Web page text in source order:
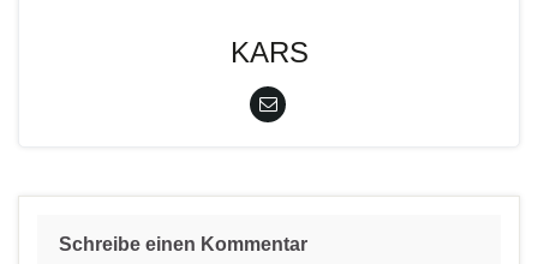
KARS
Schreibe einen Kommentar